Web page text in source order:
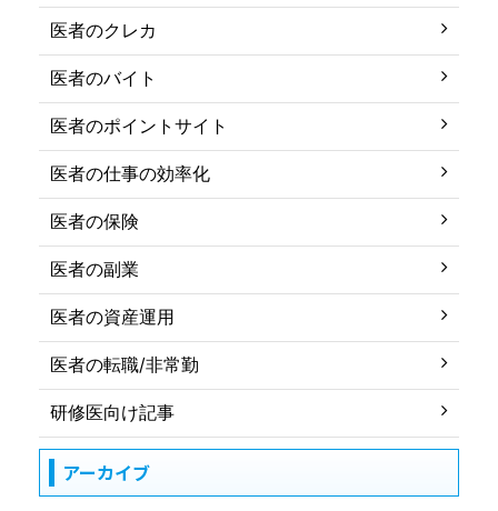
医者のクレカ
医者のバイト
医者のポイントサイト
医者の仕事の効率化
医者の保険
医者の副業
医者の資産運用
医者の転職/非常勤
研修医向け記事
アーカイブ